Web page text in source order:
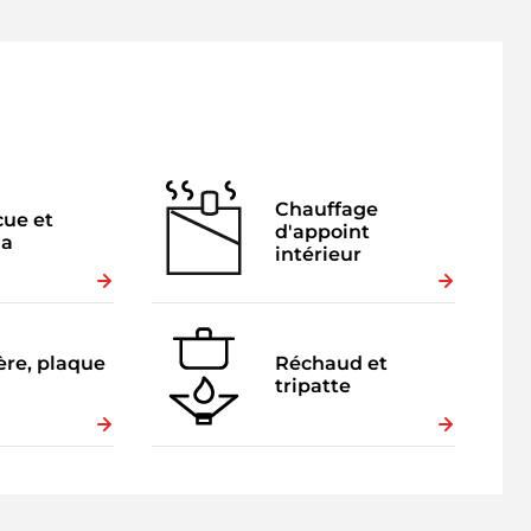
et
Chauffage
d'appoint
intérieur
plaque
Réchaud et
tripatte